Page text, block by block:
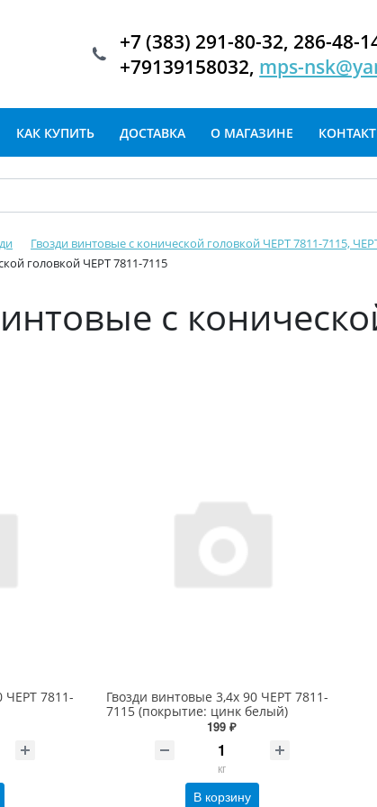
+7 (383) 291-80-32, 286-48-
+79139158032, mps-
КАК КУПИТЬ ДОСТАВКА О МАГАЗИНЕ
Гвозди винтовые с конической головкой ЧЕРТ 7811-7115,
головкой ЧЕРТ 7811-7115
с
ЧЕРТ 7811-
Гвозди винтовые 3,4х 90 ЧЕРТ 7811-
7115 (покрытие: цинк белый)
199 ₽
кг
В корзину